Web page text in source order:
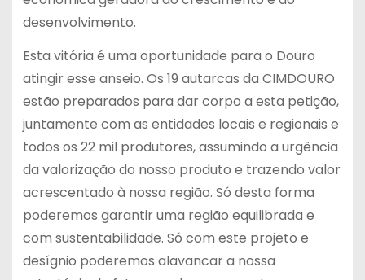
desenvolvimento.
Esta vitória é uma oportunidade para o Douro
atingir esse anseio. Os 19 autarcas da CIMDOURO
estão preparados para dar corpo a esta petição,
juntamente com as entidades locais e regionais e
todos os 22 mil produtores, assumindo a urgência
da valorização do nosso produto e trazendo valor
acrescentado à nossa região. Só desta forma
poderemos garantir uma região equilibrada e
com sustentabilidade. Só com este projeto e
desígnio poderemos alavancar a nossa